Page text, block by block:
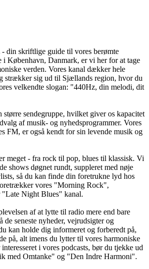
din skriftlige guide til vores berømte
i København, Danmark, er vi her for at tage
verden. Vores kanal dækker hele
strækker sig ud til Sjællands region, hvor du
velkendte slogan: "440Hz, din melodi, dit
sendegruppe, hvilket giver os kapacitet
af musik- og nyhedsprogrammer. Vores
FM, er også kendt for sin levende musik og
meget - fra rock til pop, blues til klassisk. Vi
shows døgnet rundt, suppleret med nøje
så du kan finde din foretrukne lyd hos
vores "Morning Rock",
Night Blues" kanal.
af at lytte til radio mere end bare
seneste nyheder, vejrudsigter og
kan holde dig informeret og forberedt på,
på, alt imens du lytter til vores harmoniske
i vores podcasts, bør du tjekke ud
med Omtanke" og "Den Indre Harmoni".